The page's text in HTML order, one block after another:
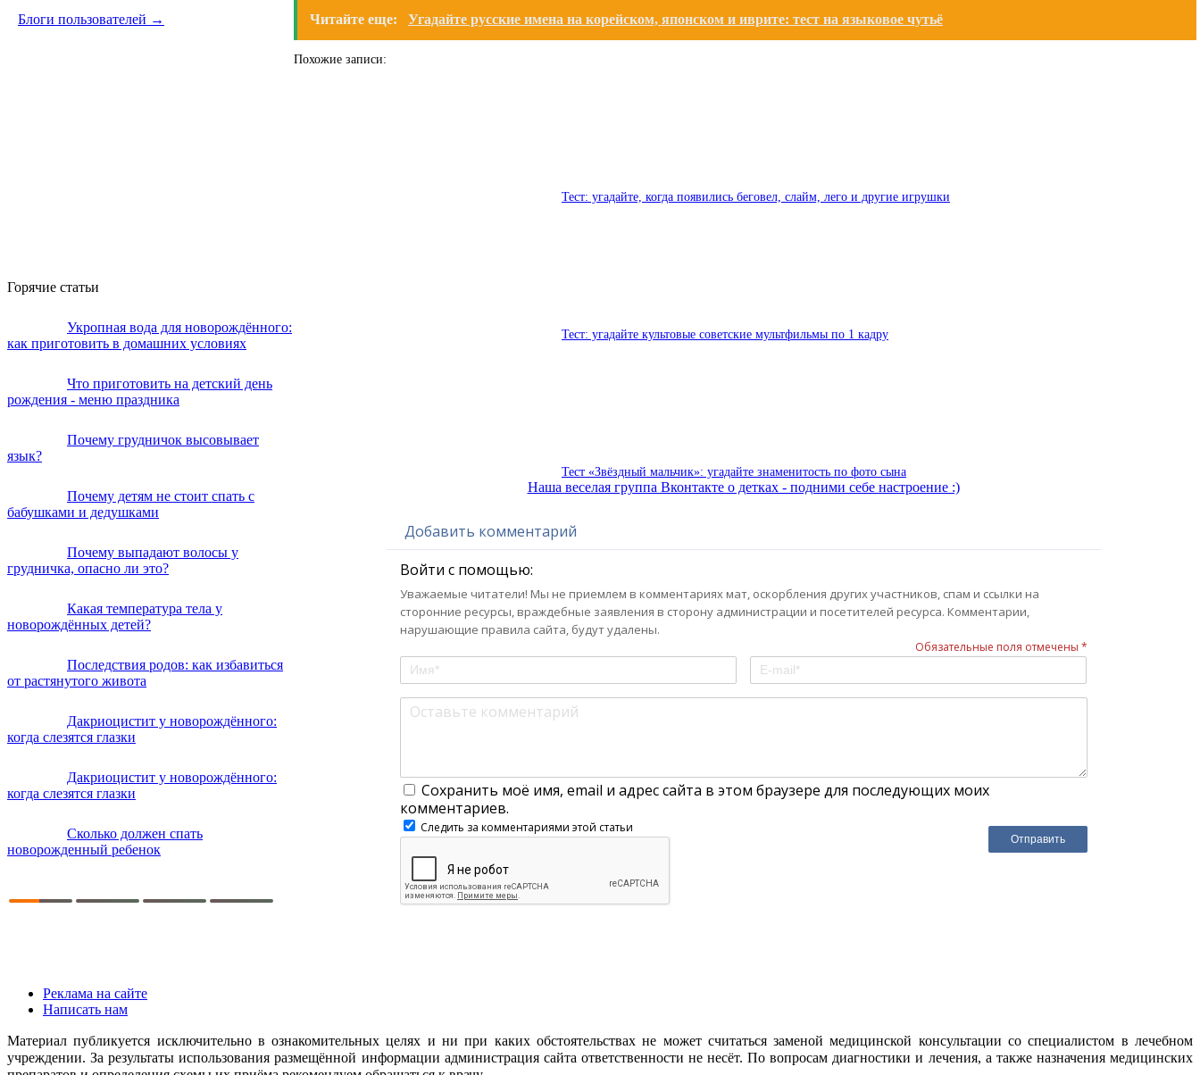
Блоги пользователей →
Горячие статьи
Укропная вода для новорождённого:
как приготовить в домашних условиях
Что приготовить на детский день
рождения - меню праздника
Почему грудничок высовывает
язык?
Почему детям не стоит спать с
бабушками и дедушками
Почему выпадают волосы у
грудничка, опасно ли это?
Какая температура тела у
новорождённых детей?
Последствия родов: как избавиться
от растянутого живота
Дакриоцистит у новорождённого:
когда слезятся глазки
Дакриоцистит у новорождённого:
когда слезятся глазки
Сколько должен спать
новорожденный ребенок
Читайте еще: Угадайте русские имена на корейском, японском и иврите: тест на языковое чутьё
Похожие записи:
Тест: угадайте, когда появились беговел, слайм, лего и другие игрушки
Тест: угадайте культовые советские мультфильмы по 1 кадру
Тест «Звёздный мальчик»: угадайте знаменитость по фото сына
Наша веселая группа Вконтакте о детках - подними себе настроение :)
Добавить комментарий
Войти с помощью:
Уважаемые читатели! Мы не приемлем в комментариях мат, оскорбления других участников, спам и ссылки на
сторонние ресурсы, враждебные заявления в сторону администрации и посетителей ресурса. Комментарии,
нарушающие правила сайта, будут удалены.
Обязательные поля отмечены *
Сохранить моё имя, email и адрес сайта в этом браузере для последующих моих
комментариев.
Следить за комментариями этой статьи
Реклама на сайте
Написать нам
Материал публикуется исключительно в ознакомительных целях и ни при каких обстоятельствах не может считаться заменой медицинской консультации со специалистом в лечебном
учреждении. За результаты использования размещённой информации администрация сайта ответственности не несёт. По вопросам диагностики и лечения, а также назначения медицинских